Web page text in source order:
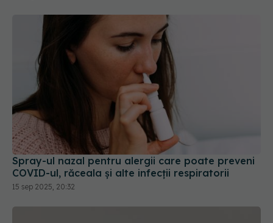
Spray-ul nazal pentru alergii care poate preveni
COVID-ul, răceala și alte infecții respiratorii
15 sep 2025, 20:32